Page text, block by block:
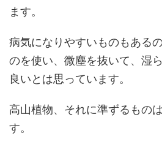
ます。
病気になりやすいものもある
のを使い、微塵を抜いて、湿
良いとは思っています。
高山植物、それに準ずるもの
す。